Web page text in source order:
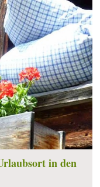
in den